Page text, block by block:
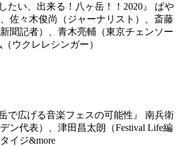
たい、出来る！八ヶ岳！！2020』 ぱや
、佐々木俊尚（ジャーナリスト）、斎藤
聞記者）、青木亮輔（東京チェンソー
ウクレレシンガー）
で広げる音楽フェスの可能性』 南兵衛
デン代表）、津田昌太朗（Festival Life編
イジ&more